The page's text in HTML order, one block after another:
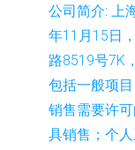
公司简介: 上
年11月15日
路8519号7K
包括一般项
销售需要许
具销售；个